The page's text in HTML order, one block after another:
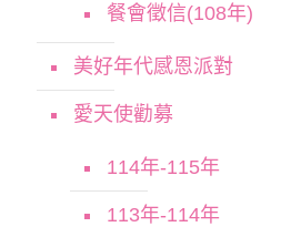
餐會徵信(108年)
美好年代感恩派對
愛天使勸募
114年-115年
113年-114年